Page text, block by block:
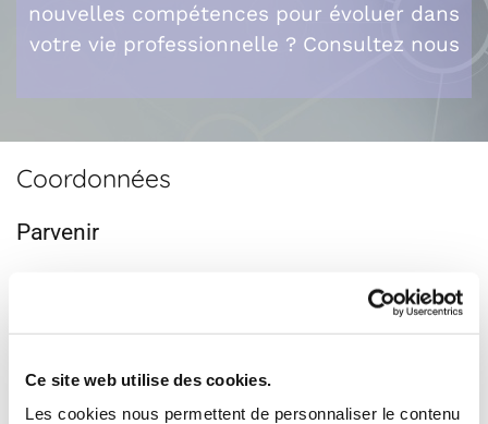
Ce site web utilise des cookies.
Les cookies nous permettent de personnaliser le contenu
nouvelles compétences pour évoluer dans
votre vie professionnelle ? Consultez nous
Coordonnées
Parvenir